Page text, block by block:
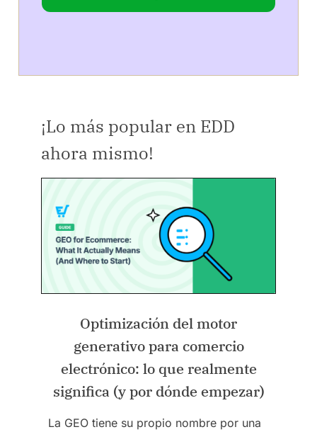
¡Lo más popular en EDD
ahora mismo!
Optimización del motor
generativo para comercio
electrónico: lo que realmente
significa (y por dónde empezar)
La GEO tiene su propio nombre por una